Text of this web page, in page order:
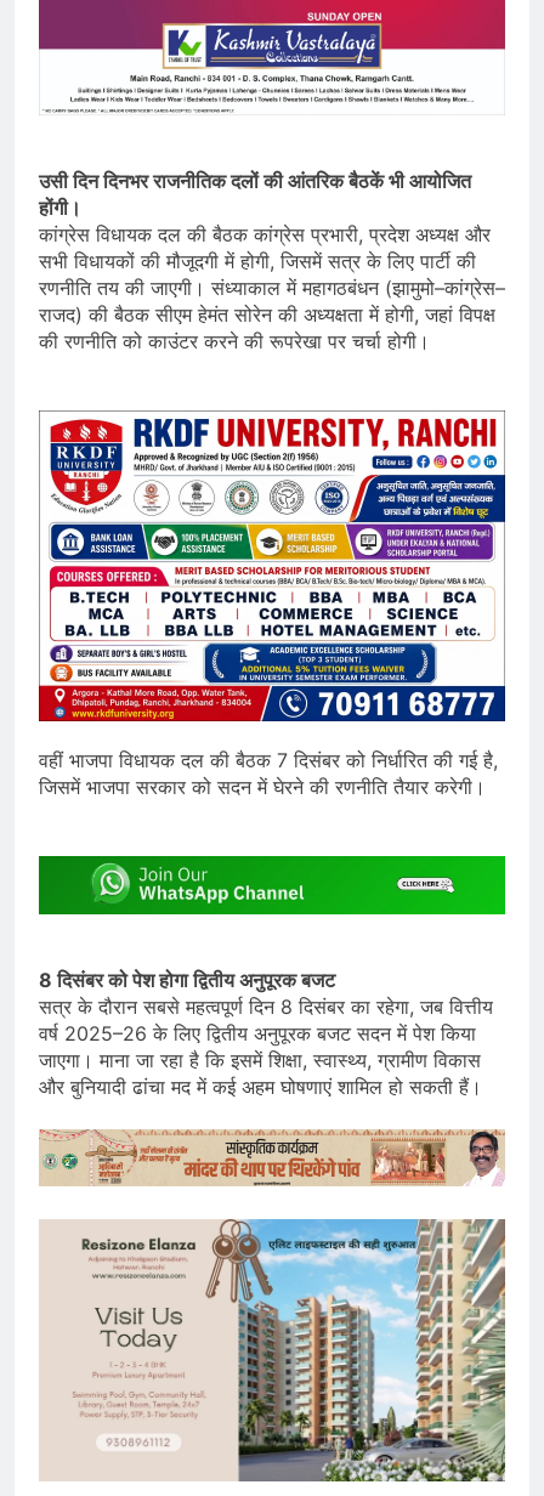
उसी दिन दिनभर राजनीतिक दलों की आंतरिक बैठकें भी आयोजित
होंगी।
कांग्रेस विधायक दल की बैठक कांग्रेस प्रभारी, प्रदेश अध्यक्ष और
सभी विधायकों की मौजूदगी में होगी, जिसमें सत्र के लिए पार्टी की
रणनीति तय की जाएगी। संध्याकाल में महागठबंधन (झामुमो–कांग्रेस–
राजद) की बैठक सीएम हेमंत सोरेन की अध्यक्षता में होगी, जहां विपक्ष
की रणनीति को काउंटर करने की रूपरेखा पर चर्चा होगी।
वहीं भाजपा विधायक दल की बैठक 7 दिसंबर को निर्धारित की गई है,
जिसमें भाजपा सरकार को सदन में घेरने की रणनीति तैयार करेगी।
8 दिसंबर को पेश होगा द्वितीय अनुपूरक बजट
सत्र के दौरान सबसे महत्वपूर्ण दिन 8 दिसंबर का रहेगा, जब वित्तीय
वर्ष 2025–26 के लिए द्वितीय अनुपूरक बजट सदन में पेश किया
जाएगा। माना जा रहा है कि इसमें शिक्षा, स्वास्थ्य, ग्रामीण विकास
और बुनियादी ढांचा मद में कई अहम घोषणाएं शामिल हो सकती हैं।